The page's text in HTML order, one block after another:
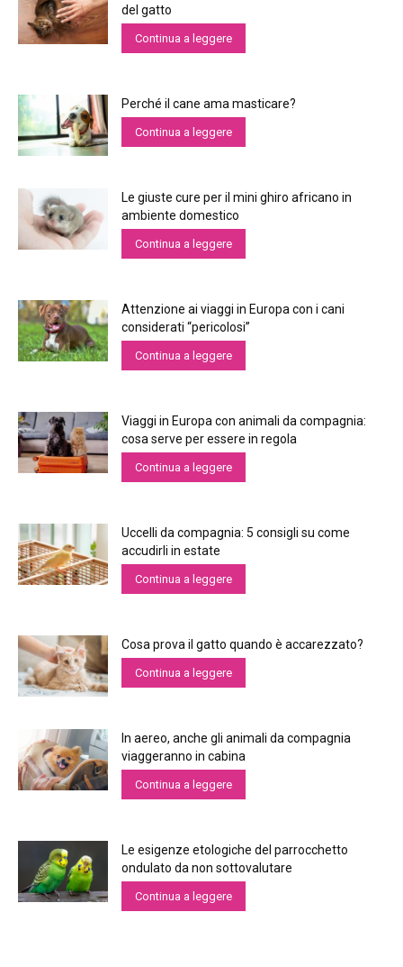
del gatto
Continua a leggere
Perché il cane ama masticare?
Continua a leggere
Le giuste cure per il mini ghiro africano in
ambiente domestico
Continua a leggere
Attenzione ai viaggi in Europa con i cani
considerati “pericolosi”
Continua a leggere
Viaggi in Europa con animali da compagnia:
cosa serve per essere in regola
Continua a leggere
Uccelli da compagnia: 5 consigli su come
accudirli in estate
Continua a leggere
Cosa prova il gatto quando è accarezzato?
Continua a leggere
In aereo, anche gli animali da compagnia
viaggeranno in cabina
Continua a leggere
Le esigenze etologiche del parrocchetto
ondulato da non sottovalutare
Continua a leggere